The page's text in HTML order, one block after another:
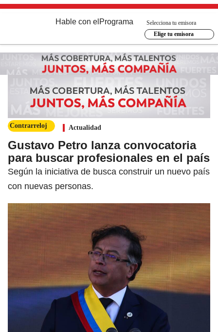
Hable con el Programa
Selecciona tu emisora
Elige tu emisora
Contrarreloj Actualidad
Gustavo Petro lanza convocatoria
para buscar profesionales en el país
Según la iniciativa de busca construir un nuevo país
con nuevas personas.